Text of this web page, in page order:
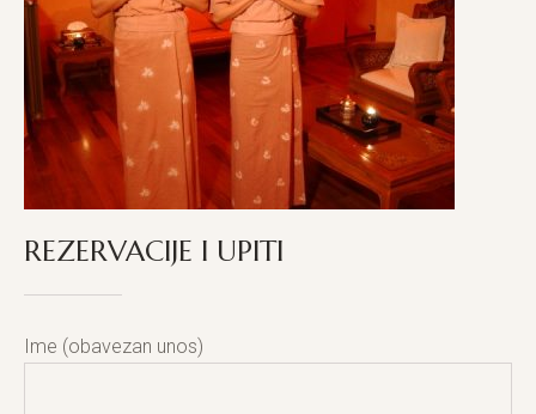
REZERVACIJE I UPITI
Ime (obavezan unos)